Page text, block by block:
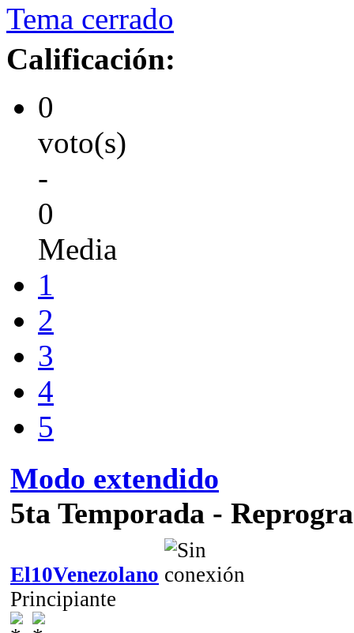
Tema cerrado
Calificación:
0
voto(s)
-
0
Media
1
2
3
4
5
Modo extendido
5ta Temporada -
El10Venezolano
Principiante